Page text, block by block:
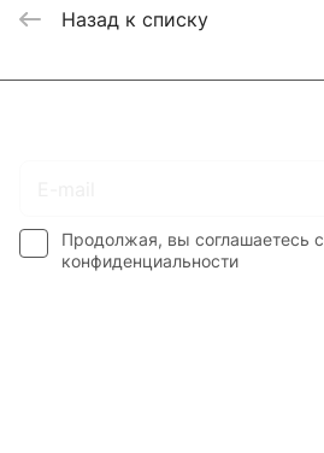
Назад к списку
Продолжая, вы соглашаетесь с
конфиденциальности